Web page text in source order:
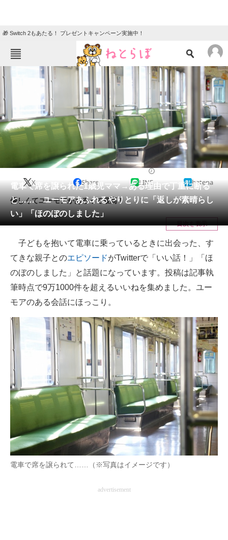
🎁 Switch 2もあたる！ プレゼントキャンペーン実施中！
ねとらぼメニュー
ニュース
クイズ
グルメ 地域
住まい 教育・育児
リサーチ
会員記事
メディア
注目記事を集めた総合ページ
ITの今と未来を見通す
スマホと通信の最新トレンド
進化するPCとデバイスの未来
ビジネスと働き方のヒント
AI活用のいまが分かる
企業ITのトレンドを詳説
経営リーダーのコミュニティ
マーケ×ITの今がよく分かる
ITエンジニア向け専門サイト
企業向けIT製品の総合サイト
IT製品の技術・比較・事例
電車で席を譲られた1歳児ママ→ある理由で丁重に断る
と…… ユーモアあふれるやりとりに「返しが素晴らし
い」「ほのぼのしました」
X Share LINE hatena
優しくてユーモアがあるって最高！
目次を表示
子どもを抱いて電車に乗っているときに出会った、す
てきな親子とのエピソードがTwitterで「いい話！」「ほ
のぼのしました」と話題になっています。投稿は記事執
筆時点で9万1000件を超えるいいねを集めました。ユー
モアのある会話にほっこり。
電車で席を譲られて……（※写真はイメージです）
advertisement